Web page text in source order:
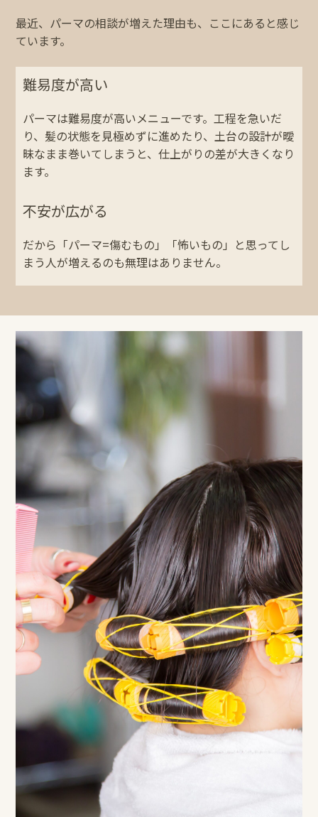
最近、パーマの相談が増えた理由も、ここにあると感じ
ています。
難易度が高い
パーマは難易度が高いメニューです。工程を急いだ
り、髪の状態を見極めずに進めたり、土台の設計が曖
昧なまま巻いてしまうと、仕上がりの差が大きくなり
ます。
不安が広がる
だから「パーマ=傷むもの」「怖いもの」と思ってし
まう人が増えるのも無理はありません。